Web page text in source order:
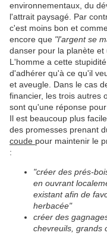
environnementaux, du
l'attrait paysagé. Par
c'est moins bon et
encore que "l'argent se
danser pour la planète et
L'homme a cette
d'adhérer qu'à ce qu'il
et aveugle. Dans le cas
financier, les trois autres
sont qu'une réponse
Il est beaucoup plus
des promesses prenant
coude pour maintenir le
:
"créer des prés-
en ouvrant
existant afin de
herbacée"
créer des
chevreuils, grands